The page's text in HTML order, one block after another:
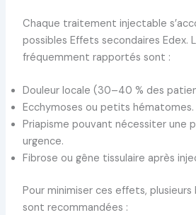
Chaque traitement injectable
possibles Effets secondaires Edex.
fréquemment rapportés sont :
Douleur locale (30–40 % des
Ecchymoses ou petits hématomes.
Priapisme pouvant nécessiter une
urgence.
Fibrose ou gêne tissulaire après
Pour minimiser ces effets,
sont recommandées :